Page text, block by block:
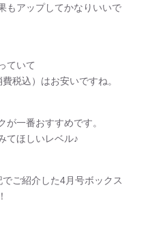
もアップしてかなりいいで
ていて
税込）はお安いですね。
一番おすすめです。
てほしいレベル♪
ご紹介した4月号ボックス